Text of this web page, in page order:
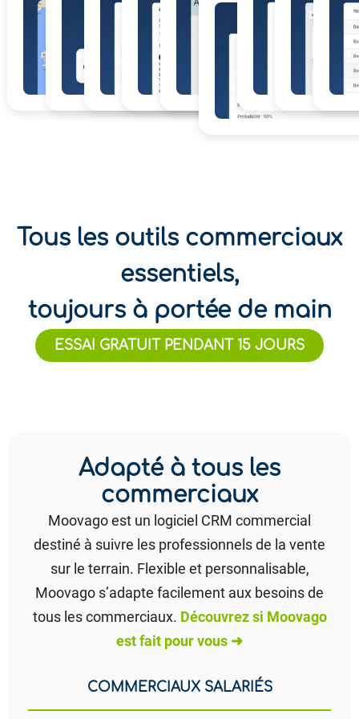
Tous les outils commerciaux
essentiels,
toujours à portée de main
ESSAI GRATUIT PENDANT 15 JOURS
Adapté à tous les
commerciaux
Moovago est un logiciel CRM commercial
destiné à suivre les professionnels de la vente
sur le terrain. Flexible et personnalisable,
Moovago s’adapte facilement aux besoins de
tous les commerciaux. Découvrez si Moovago
est fait pour vous ➜
COMMERCIAUX SALARIÉS